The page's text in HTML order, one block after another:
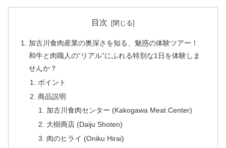
目次
加古川食肉産業の奥深さを知る、魅惑の体験ツアー！
和牛と肉職人の“リアル”にふれる特別な1日を体験しま
せんか？
ポイント
商品説明
加古川食肉センター (Kakogawa Meat Center)
大樹商店 (Daiju Shoten)
肉のヒライ (Oniku Hirai)